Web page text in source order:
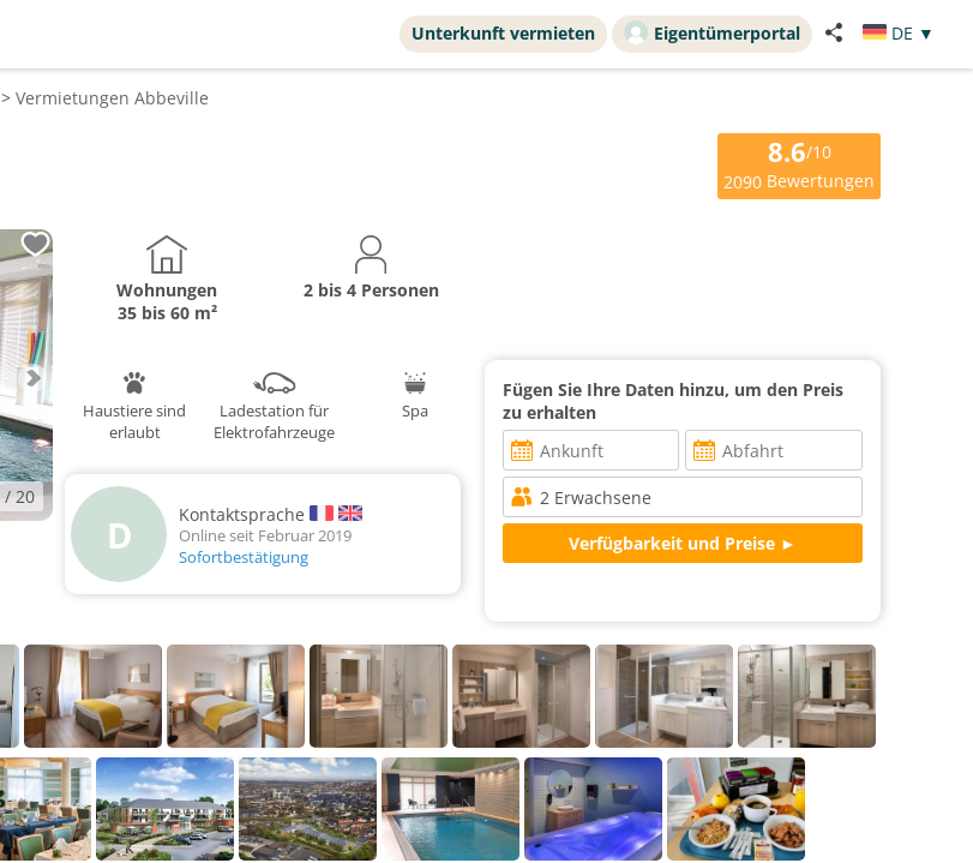
Unterkunft vermieten Eigentümerportal DE ▼
> Vermietungen Abbeville
8.6/10
2090 Bewertungen
/ 20
Wohnungen
35 bis 60 m²
2 bis 4 Personen
Haustiere sind
erlaubt
Ladestation für
Elektrofahrzeuge
Spa
Fügen Sie Ihre Daten hinzu, um den Preis
zu erhalten
D Kontaktsprache
Online seit Februar 2019
Sofortbestätigung